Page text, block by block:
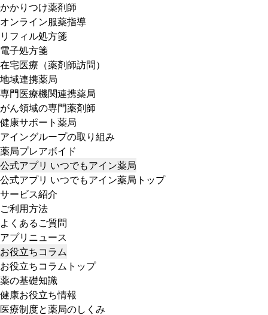
かかりつけ薬剤師
オンライン服薬指導
リフィル処方箋
電子処方箋
在宅医療（薬剤師訪問）
地域連携薬局
専門医療機関連携薬局
がん領域の専門薬剤師
健康サポート薬局
アイングループの取り組み
薬局プレアボイド
公式アプリ いつでもアイン薬局
公式アプリ いつでもアイン薬局トップ
サービス紹介
ご利用方法
よくあるご質問
アプリニュース
お役立ちコラム
お役立ちコラムトップ
薬の基礎知識
健康お役立ち情報
医療制度と薬局のしくみ